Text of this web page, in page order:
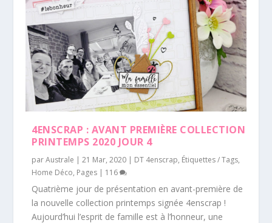
4ENSCRAP : AVANT PREMIÈRE COLLECTION
PRINTEMPS 2020 JOUR 4
parAustrale |21 Mar, 2020 | DT 4enscrap, Étiquettes / Tags,
Home Déco, Pages | 116
Quatrième jour de présentation en avant-première de
la nouvelle collection printemps signée 4enscrap !
Aujourd’hui l’esprit de famille est à l’honneur, une